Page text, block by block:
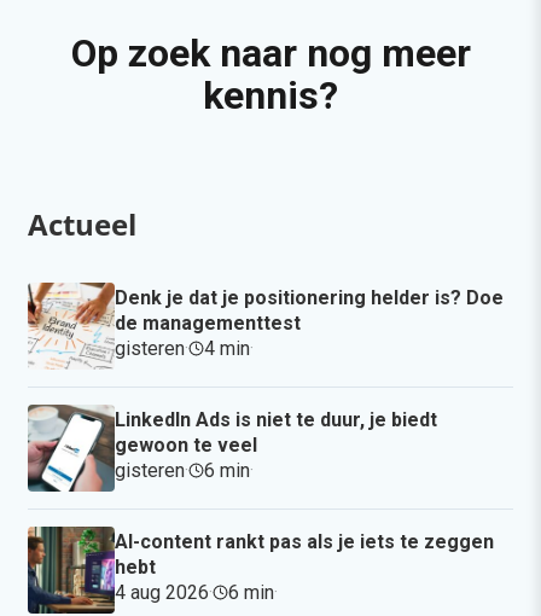
Op zoek naar nog meer
kennis?
Actueel
Denk je dat je positionering helder is? Doe
de managementtest
gisteren· 4 min·
LinkedIn Ads is niet te duur, je biedt
gewoon te veel
gisteren· 6 min·
AI-content rankt pas als je iets te zeggen
hebt
4 aug 2026· 6 min·